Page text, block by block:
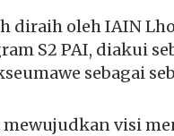
diraih oleh IAIN
S2 PAI, diakui
sebagai
visi